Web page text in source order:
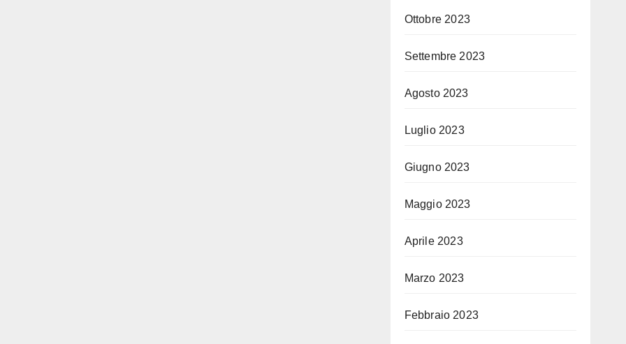
Ottobre 2023
Settembre 2023
Agosto 2023
Luglio 2023
Giugno 2023
Maggio 2023
Aprile 2023
Marzo 2023
Febbraio 2023